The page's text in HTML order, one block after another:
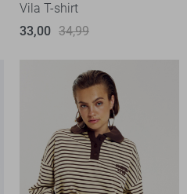
Vila T-shirt
33,00 34,99